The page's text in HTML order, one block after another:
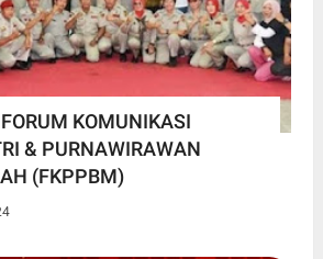
KOMUNIKASI
& PURNAWIRAWAN
(FKPPBM)